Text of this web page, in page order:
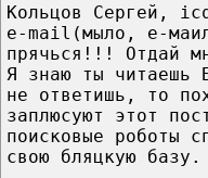
Кольцов Сергей,
e-mail(мыло, е-
прячься!!! Отдай
Я знаю ты
не ответишь, то
заплюсуют этот
поисковые роботы
свою бляцкую